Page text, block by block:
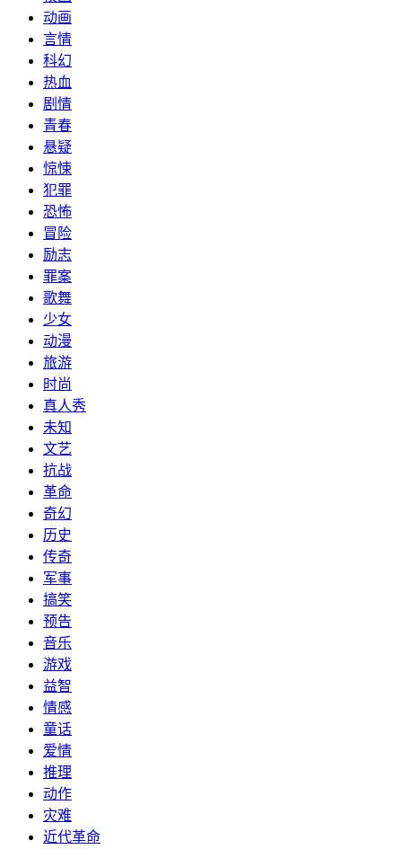
动画
言情
科幻
热血
剧情
青春
悬疑
惊悚
犯罪
恐怖
冒险
励志
罪案
歌舞
少女
动漫
旅游
时尚
真人秀
未知
文艺
抗战
革命
奇幻
历史
传奇
军事
搞笑
预告
音乐
游戏
益智
情感
童话
爱情
推理
动作
灾难
近代革命